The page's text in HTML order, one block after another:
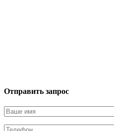
Отправить запрос